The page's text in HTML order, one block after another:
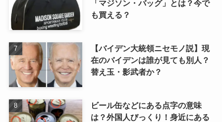
「マジソン・バッグ」とは？今で
も買える？
【バイデン大統領ニセモノ説】現
在のバイデンは誰が見ても別人？
替え玉・影武者か？
ビール缶などにある点字の意味
は？外国人びっくり！身近にある